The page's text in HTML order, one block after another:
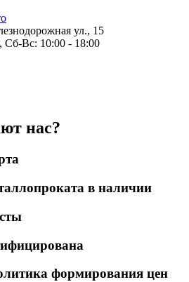
ул., 15
Вс: 10:00 - 18:00
нас?
в наличии
формирования цен